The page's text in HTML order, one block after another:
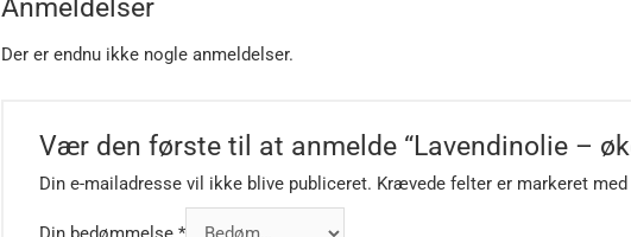
Anmeldelser
Der er endnu ikke nogle anmeldelser.
Vær den første til at anmelde “Lavendinolie –
Din e-mailadresse vil ikke blive publiceret. Krævede felter er markeret med